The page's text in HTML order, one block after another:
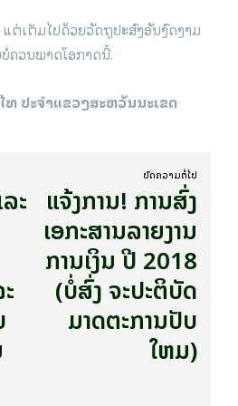
ຕ່ເຕັມໄປດ້ວຍວັດຖຸປະສົງອັນງົດງາມ
ຄວນພາດໂອກາດນີ້.
ປະຈຳແຂວງສະຫວັນນະເຂດ
ະ
ບົດ​ຄວາມ​ຕໍ່​ໄປ
ແຈ້ງ​ການ! ການສົ່ງ
ເອກະສານລາຍງານ
ການເງິນ ປີ 2018
(ບໍ່​ສົ່ງ ຈະປະຕິບັດ
ມາດຕະການປັບ
ໃຫມ)